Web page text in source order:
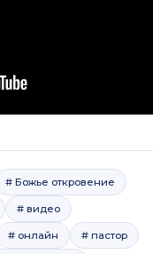
# Божье откровение
# видео
# онлайн # пастор